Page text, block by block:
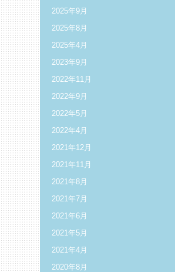
2025年9月
2025年8月
2025年4月
2023年9月
2022年11月
2022年9月
2022年5月
2022年4月
2021年12月
2021年11月
2021年8月
2021年7月
2021年6月
2021年5月
2021年4月
2020年8月